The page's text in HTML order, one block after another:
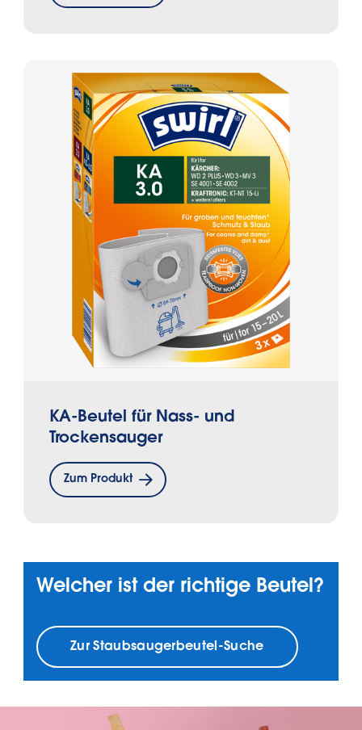
KA-Beutel für Nass- und
Trockensauger
Zum Produkt
Welcher ist der richtige Beutel?
Zur Staubsaugerbeutel-Suche